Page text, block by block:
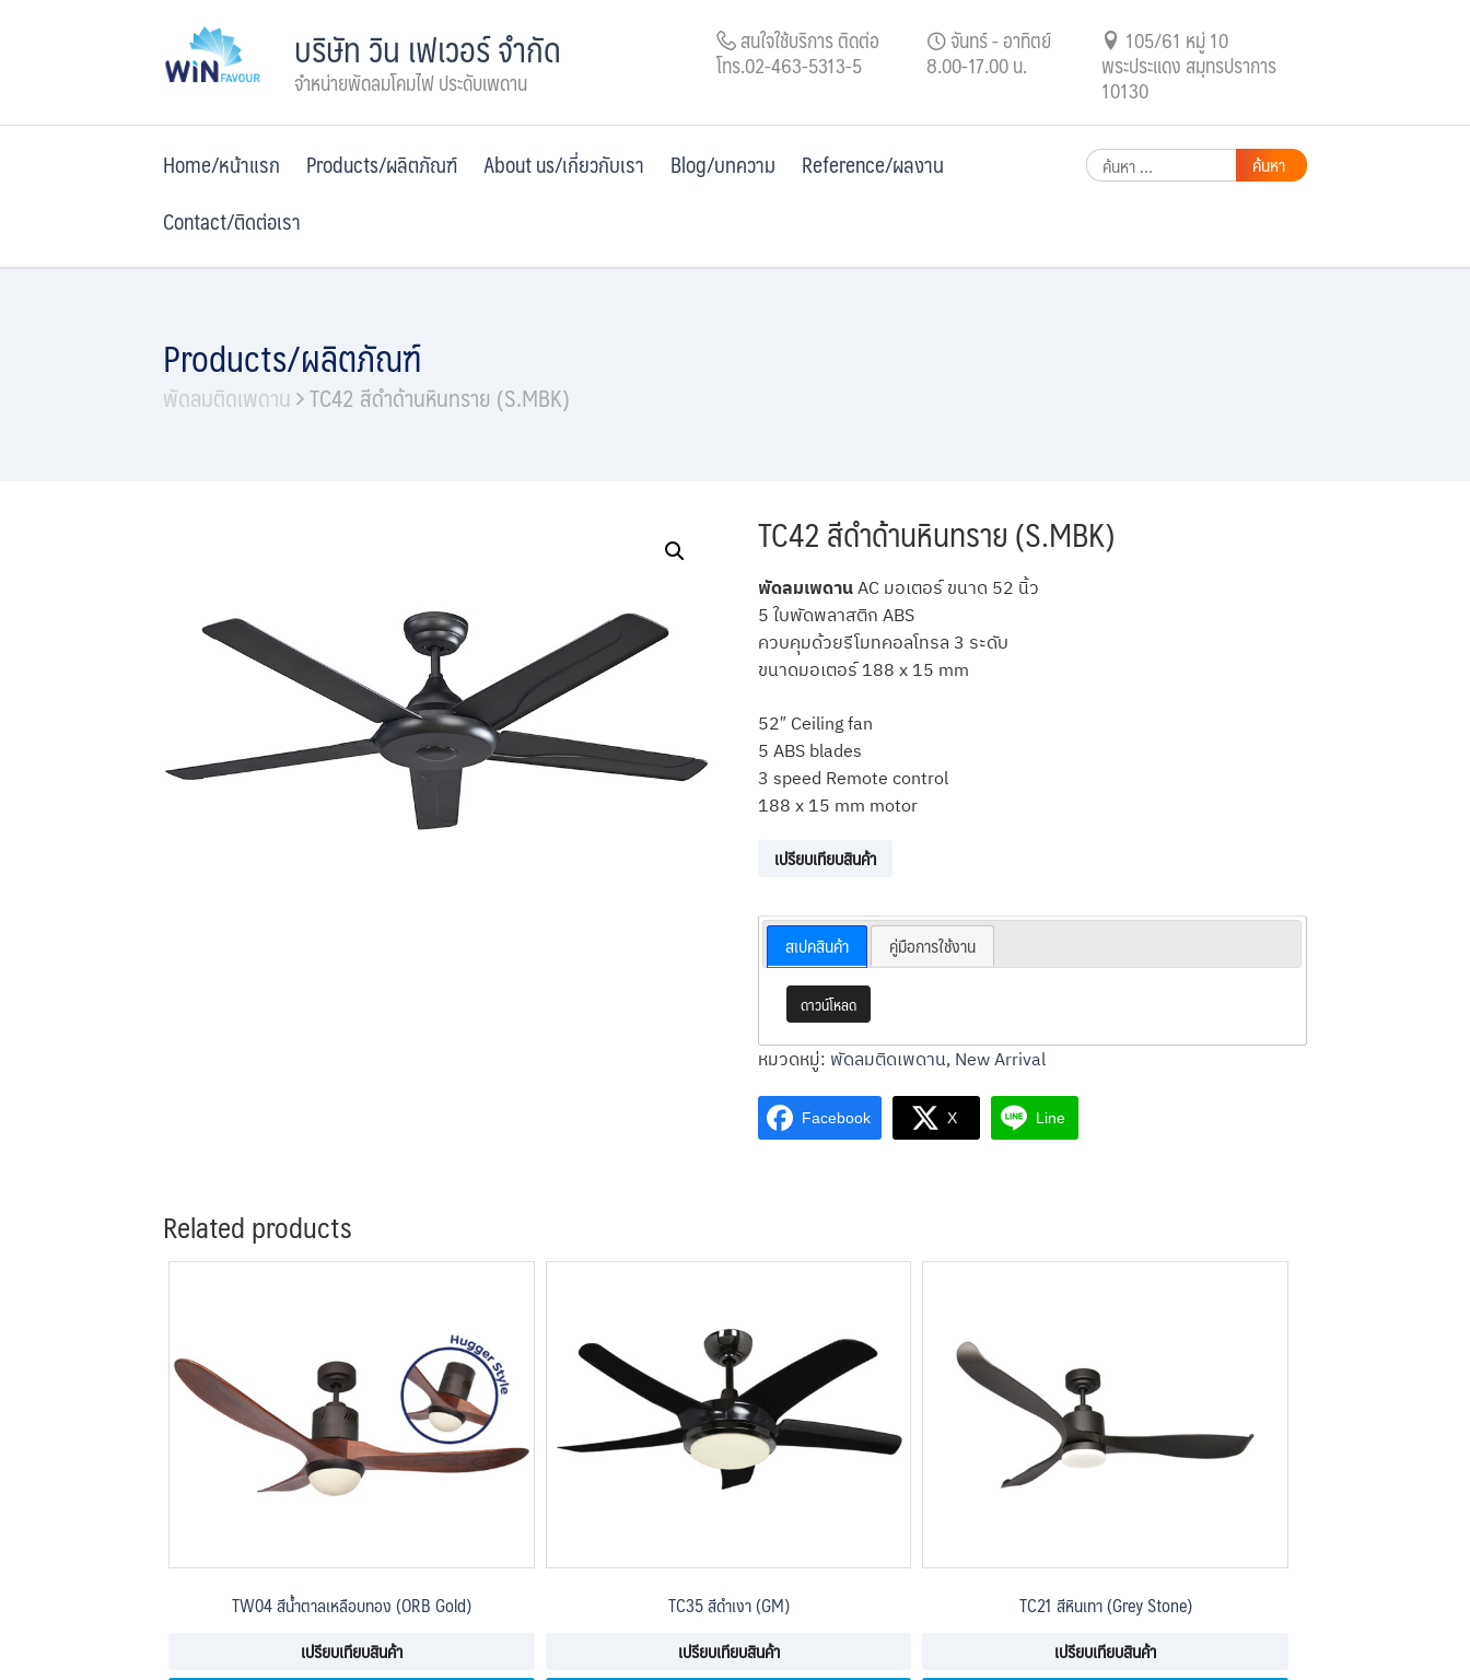
บริษัท วิน เฟเวอร์ จำกัด
จำหน่ายพัดลมโคมไฟ ประดับเพดาน
สนใจใช้บริการ ติดต่อ
โทร.02-463-5313-5
จันทร์ - อาทิตย์
8.00-17.00 น.
105/61 หมู่ 10
พระประแดง สมุทรปราการ
10130
Home/หน้าแรก Products/ผลิตภัณฑ์ About us/เกี่ยวกับเรา Blog/บทความ
Reference/ผลงาน
Contact/ติดต่อเรา
ค้นหา
สำหรับ:
Products/ผลิตภัณฑ์
พัดลมติดเพดาน TC42 สีดำด้านหินทราย (S.MBK)
TC42 สีดำด้านหินทราย (S.MBK)
พัดลมเพดานAC มอเตอร์ ขนาด 52 นิ้ว
5 ใบพัดพลาสติก ABS
ควบคุมด้วยรีโมทคอลโทรล 3 ระดับ
ขนาดมอเตอร์ 188 x 15 mm
52″ Ceiling fan
5 ABS blades
3 speed Remote control
188 x 15 mm motor
เปรียบเทียบสินค้า
สเปคสินค้า คู่มือการใช้งาน
ดาวน์โหลด
หมวดหมู่: พัดลมติดเพดาน, New Arrival
Facebook X Line
Related products
TW04 สีน้ำตาลเหลือบทอง (ORB Gold)
เปรียบเทียบสินค้า
TC35 สีดำเงา (GM)
เปรียบเทียบสินค้า
TC21 สีหินเทา (Grey Stone)
เปรียบเทียบสินค้า